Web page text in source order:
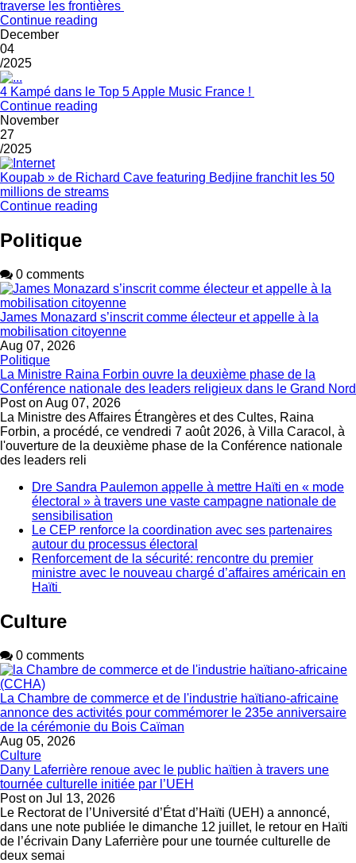
traverse les frontières
Continue reading
December
04
/2025
4 Kampé dans le Top 5 Apple Music France !
Continue reading
November
27
/2025
Koupab » de Richard Cave featuring Bedjine franchit les 50
millions de streams
Continue reading
Politique
0 comments
James Monazard s’inscrit comme électeur et appelle à la
mobilisation citoyenne
Aug 07, 2026
Politique
La Ministre Raina Forbin ouvre la deuxième phase de la
Conférence nationale des leaders religieux dans le Grand Nord
Post on Aug 07, 2026
La Ministre des Affaires Étrangères et des Cultes, Raina
Forbin, a procédé, ce vendredi 7 août 2026, à Villa Caracol, à
l'ouverture de la deuxième phase de la Conférence nationale
des leaders reli
Dre Sandra Paulemon appelle à mettre Haïti en « mode
électoral » à travers une vaste campagne nationale de
sensibilisation
Le CEP renforce la coordination avec ses partenaires
autour du processus électoral
Renforcement de la sécurité: rencontre du premier
ministre avec le nouveau chargé d’affaires américain en
Haïti
Culture
0 comments
La Chambre de commerce et de l'industrie haïtiano-africaine
annonce des activités pour commémorer le 235e anniversaire
de la cérémonie du Bois Caïman
Aug 05, 2026
Culture
Dany Laferrière renoue avec le public haïtien à travers une
tournée culturelle initiée par l’UEH
Post on Jul 13, 2026
Le Rectorat de l’Université d’État d’Haïti (UEH) a annoncé,
dans une note publiée le dimanche 12 juillet, le retour en Haïti
de l’écrivain Dany Laferrière pour une tournée culturelle de
deux semai